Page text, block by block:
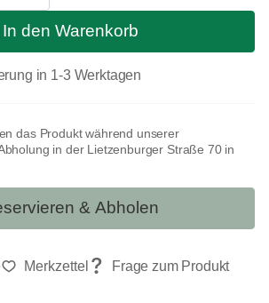
das Produkt während unserer
in der Lietzenburger Straße 70 in
& Abholen
in 1-3 Werktagen
In den Warenkorb